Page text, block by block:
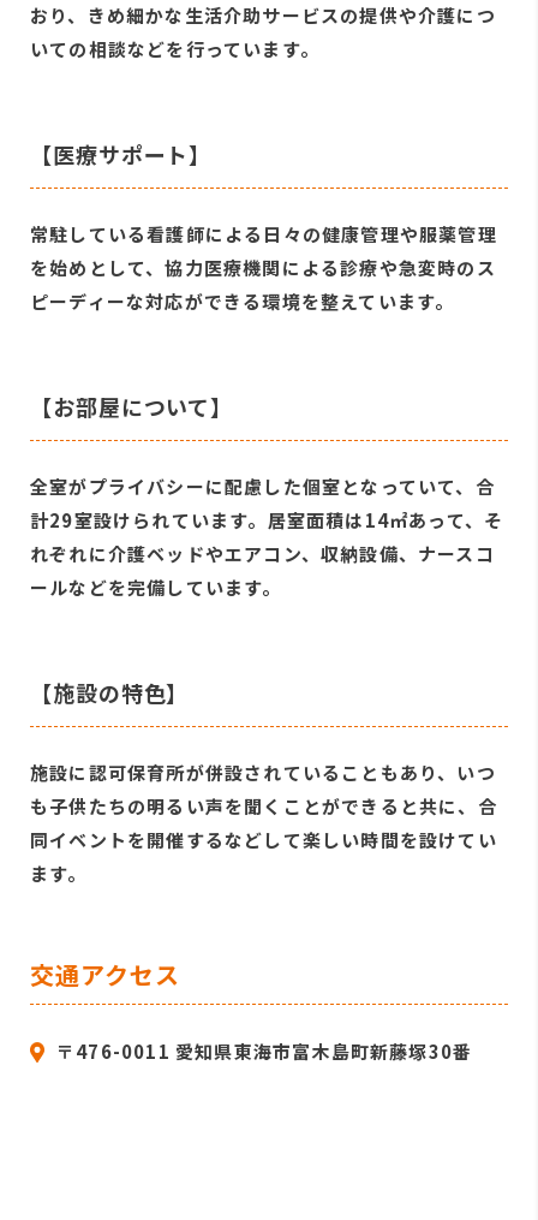
おり、きめ細かな生活介助サービスの提供や介護につ
いての相談などを行っています。
【医療サポート】
常駐している看護師による日々の健康管理や服薬管理
を始めとして、協力医療機関による診療や急変時のス
ピーディーな対応ができる環境を整えています。
【お部屋について】
全室がプライバシーに配慮した個室となっていて、合
計29室設けられています。居室面積は14㎡あって、そ
れぞれに介護ベッドやエアコン、収納設備、ナースコ
ールなどを完備しています。
【施設の特色】
施設に認可保育所が併設されていることもあり、いつ
も子供たちの明るい声を聞くことができると共に、合
同イベントを開催するなどして楽しい時間を設けてい
ます。
交通アクセス
〒476-0011 愛知県東海市富木島町新藤塚30番